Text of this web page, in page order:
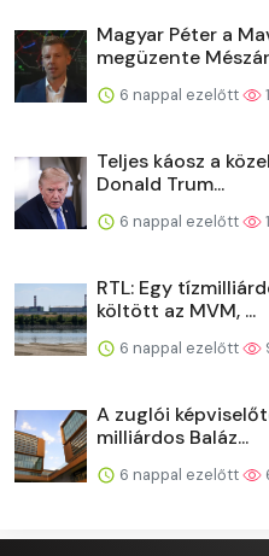
Magyar Péter a
megüzente
6 nappal ezelőtt
Teljes káosz a
Donald Trum...
6 nappal ezelőtt
RTL: Egy
költött az MVM, ...
6 nappal ezelőtt
A zuglói
milliárdos Baláz...
6 nappal ezelőtt